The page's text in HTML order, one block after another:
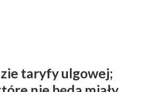
taryfy ulgowej;